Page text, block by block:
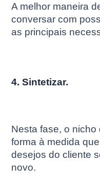
A melhor maneira
conversar com
as principais
4. Sintetizar.
Nesta fase, o
forma à medida
desejos do cliente
novo.